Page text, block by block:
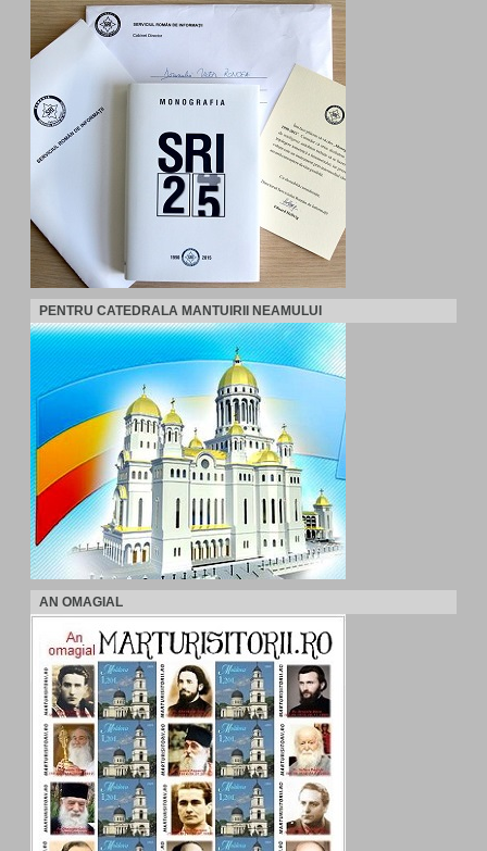
PENTRU CATEDRALA MANTUIRII NEAMULUI
AN OMAGIAL